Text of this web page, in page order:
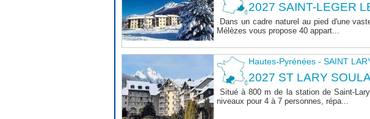
2027 SAINT-LEGER
Dans un cadre naturel au pied d'une
Mélèzes vous propose 40 appart...
Hautes-Pyrénées - SAINT
2027 ST LARY
Situé à 800 m de la station de Saint-
niveaux pour 4 à 7 personnes, répa...